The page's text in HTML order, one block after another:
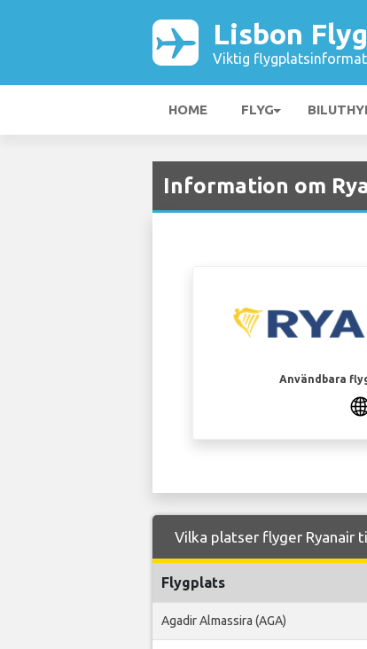
Lisbon
Viktig
HOME FLYG
Information om
Användbara
Vilka platser flyger Ryanair
Flygplats
Agadir Almassira (AGA)